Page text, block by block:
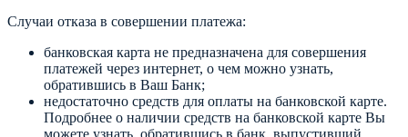
Случаи отказа в совершении платежа:
банковская карта не предназначена для совершения
платежей через интернет, о чем можно узнать,
обратившись в Ваш Банк;
недостаточно средств для оплаты на банковской карте.
Подробнее о наличии средств на банковской карте Вы
можете узнать, обратившись в банк, выпустивший